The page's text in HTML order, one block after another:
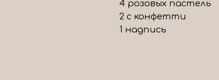
4 розовых пастель
2 с конфетти
1 надпись